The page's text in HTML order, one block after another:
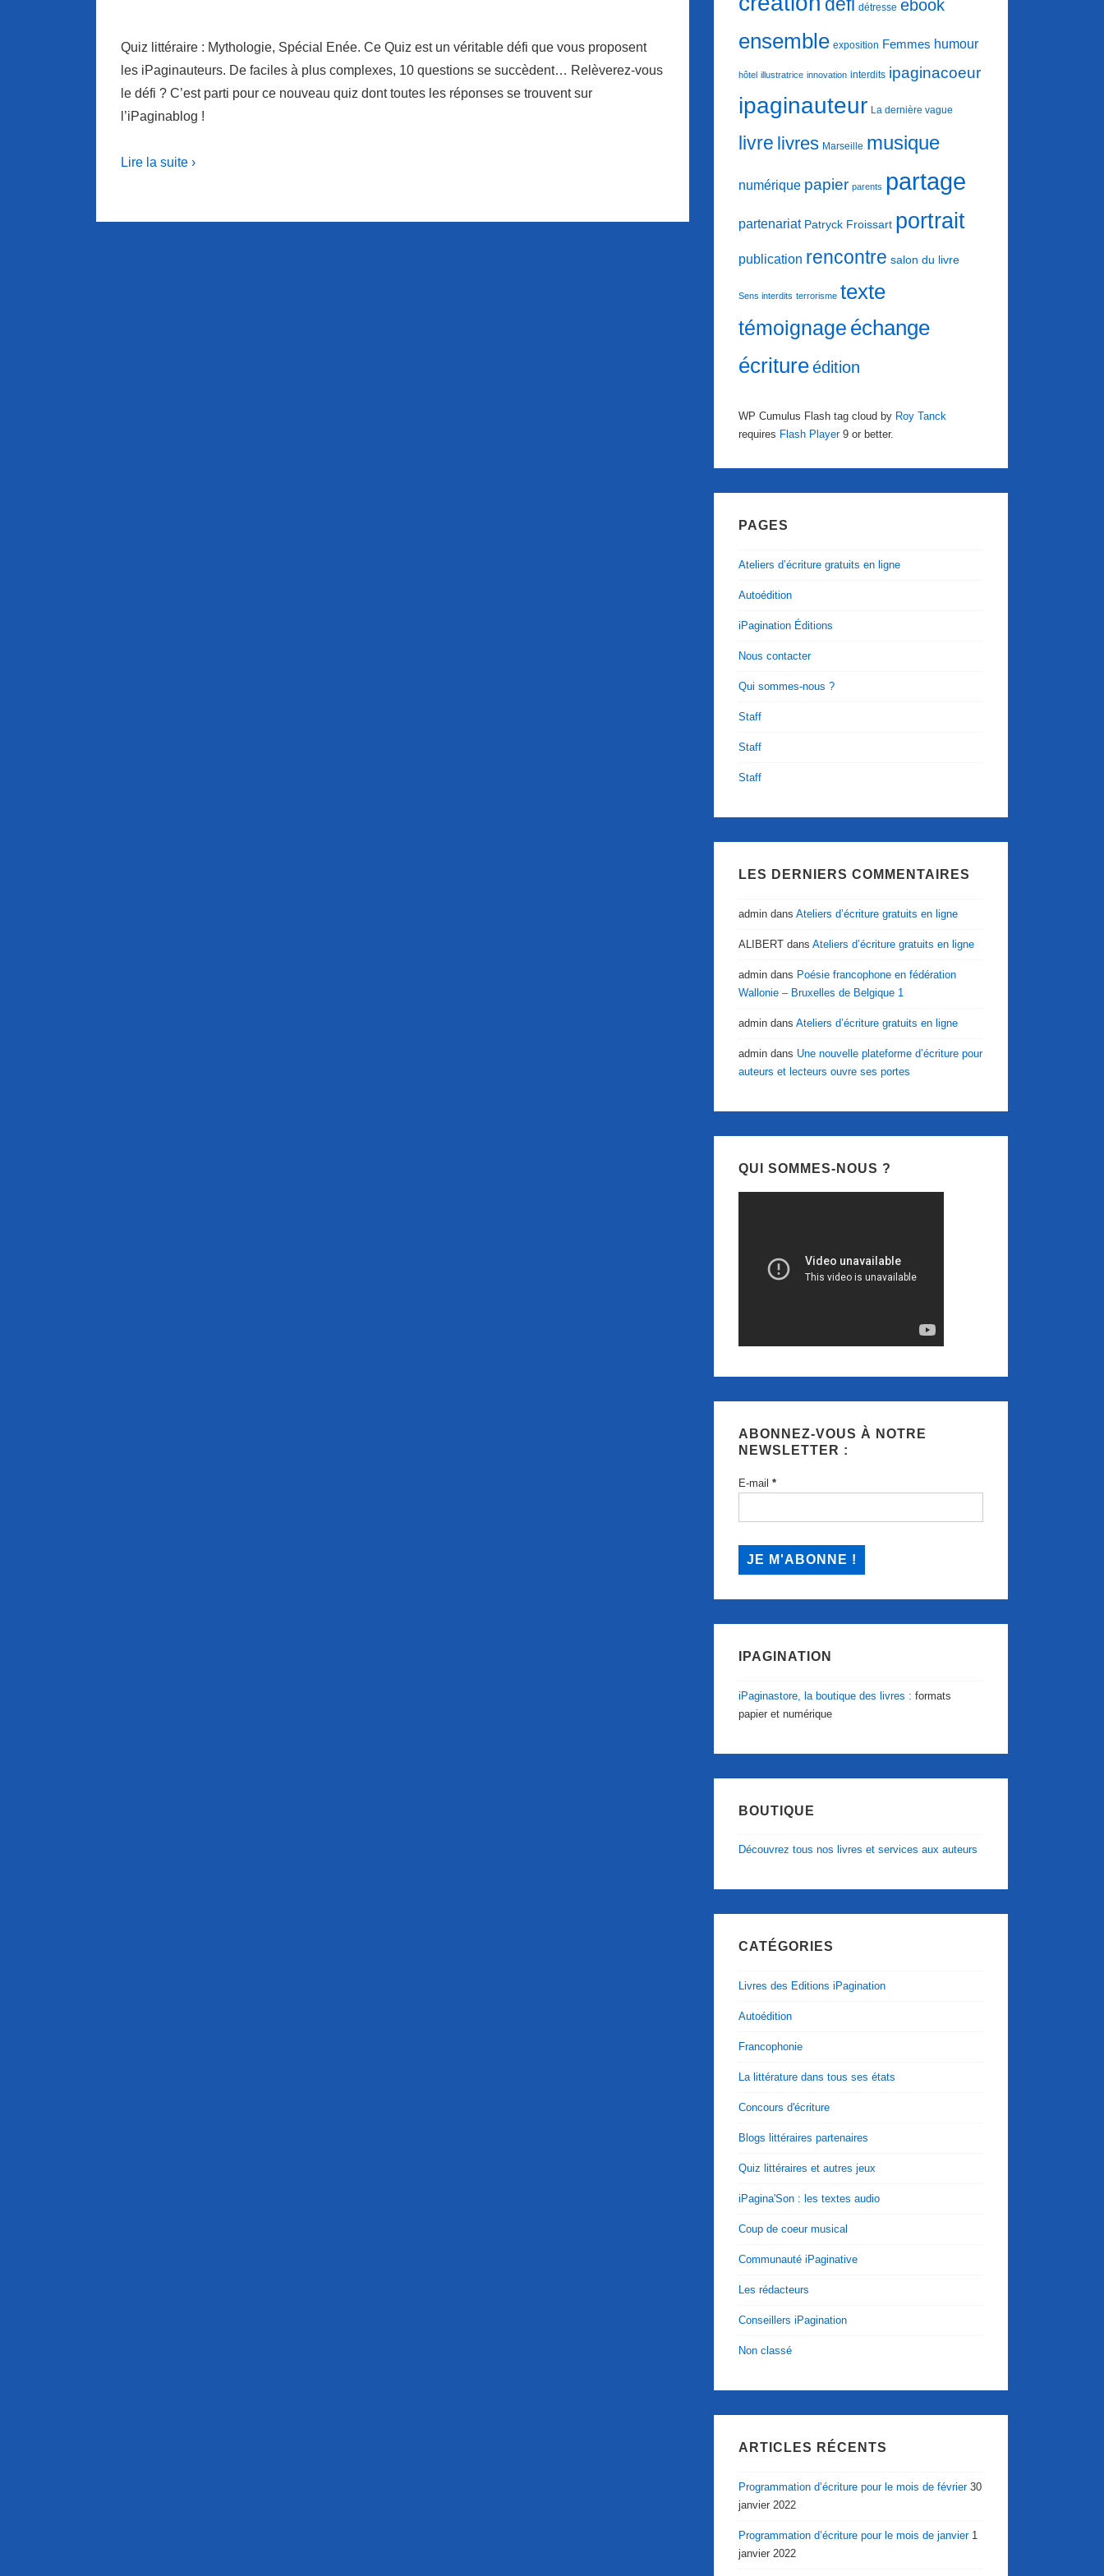
Quiz littéraire : Mythologie, Spécial Enée. Ce Quiz est un véritable défi que vous proposent
les iPaginauteurs. De faciles à plus complexes, 10 questions se succèdent… Relèverez-vous
le défi ? C’est parti pour ce nouveau quiz dont toutes les réponses se trouvent sur
l’iPaginablog !
Lire la suite ›
défi détresse ebook
ensemble exposition Femmes humour
hôtel illustratrice innovation interdits ipaginacoeur
ipaginauteur La dernière vague
livre livres Marseille musique
numérique papier parents partage
partenariat Patryck Froissart portrait
publication rencontre salon du livre
Sens interdits terrorisme texte
témoignage échange
écritureédition
WP Cumulus Flash tag cloud by Roy Tanck
requires Flash Player9 or better.
PAGES
Ateliers d’écriture gratuits en ligne
Autoédition
iPagination Éditions
Nous contacter
Qui sommes-nous ?
Staff
Staff
Staff
LES DERNIERS COMMENTAIRES
admin dansAteliers d’écriture gratuits en ligne
ALIBERT dansAteliers d’écriture gratuits en ligne
admin dans Poésie francophone en fédération
Wallonie – Bruxelles de Belgique 1
admin dansAteliers d’écriture gratuits en ligne
admin dans Une nouvelle plateforme d’écriture pour
auteurs et lecteurs ouvre ses portes
QUI SOMMES-NOUS ?
ABONNEZ-VOUS À NOTRE
NEWSLETTER :
E-mail*
IPAGINATION
iPaginastore, la boutique des livres : formats
papier et numérique
BOUTIQUE
Découvrez tous nos livres et services aux auteurs
CATÉGORIES
Livres des Editions iPagination
Autoédition
Francophonie
La littérature dans tous ses états
Concours d'écriture
Blogs littéraires partenaires
Quiz littéraires et autres jeux
iPagina'Son : les textes audio
Coup de coeur musical
Communauté iPaginative
Les rédacteurs
Conseillers iPagination
Non classé
ARTICLES RÉCENTS
Programmation d’écriture pour le mois de février 30
janvier 2022
Programmation d’écriture pour le mois de janvier 1
janvier 2022